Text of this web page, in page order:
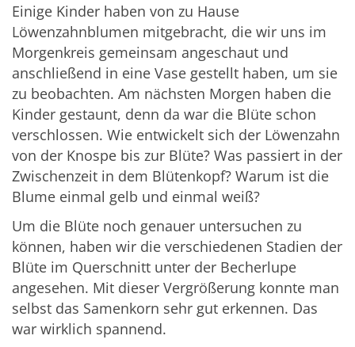
Einige Kinder haben von zu Hause
Löwenzahnblumen mitgebracht, die wir uns im
Morgenkreis gemeinsam angeschaut und
anschließend in eine Vase gestellt haben, um sie
zu beobachten. Am nächsten Morgen haben die
Kinder gestaunt, denn da war die Blüte schon
verschlossen. Wie entwickelt sich der Löwenzahn
von der Knospe bis zur Blüte? Was passiert in der
Zwischenzeit in dem Blütenkopf? Warum ist die
Blume einmal gelb und einmal weiß?
Um die Blüte noch genauer untersuchen zu
können, haben wir die verschiedenen Stadien der
Blüte im Querschnitt unter der Becherlupe
angesehen. Mit dieser Vergrößerung konnte man
selbst das Samenkorn sehr gut erkennen. Das
war wirklich spannend.